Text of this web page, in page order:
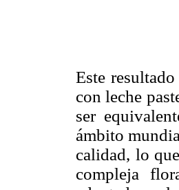
Este
con leche
ser
ámbito
calidad, lo
compleja